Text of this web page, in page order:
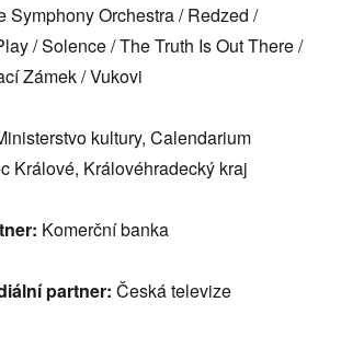
Symphony Orchestra / Redzed /
/ Solence / The Truth Is Out There /
Zámek / Vukovi
kultury, Calendarium
Králové, Královéhradecký kraj
Komerční banka
partner: Česká televize